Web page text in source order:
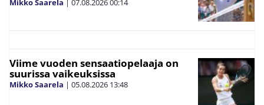
Viime vuoden sensaatiopelaaja on
suurissa vaikeuksissa
Mikko Saarela | 05.08.2026 13:48